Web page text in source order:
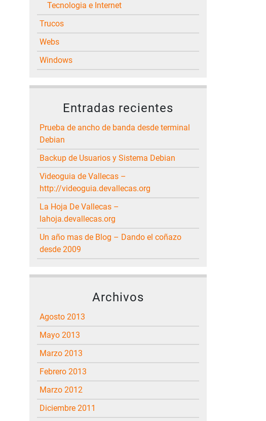
Tecnologia e Internet
Trucos
Webs
Windows
Entradas recientes
Prueba de ancho de banda desde terminal
Debian
Backup de Usuarios y Sistema Debian
Videoguia de Vallecas –
http://videoguia.devallecas.org
La Hoja De Vallecas –
lahoja.devallecas.org
Un año mas de Blog – Dando el coñazo
desde 2009
Archivos
agosto 2013
mayo 2013
marzo 2013
febrero 2013
marzo 2012
diciembre 2011